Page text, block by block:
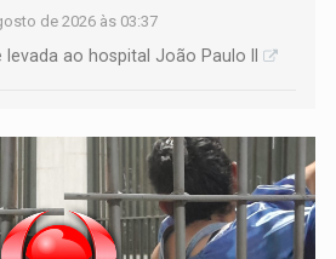
de 2026 às 03:37
ao hospital João Paulo II